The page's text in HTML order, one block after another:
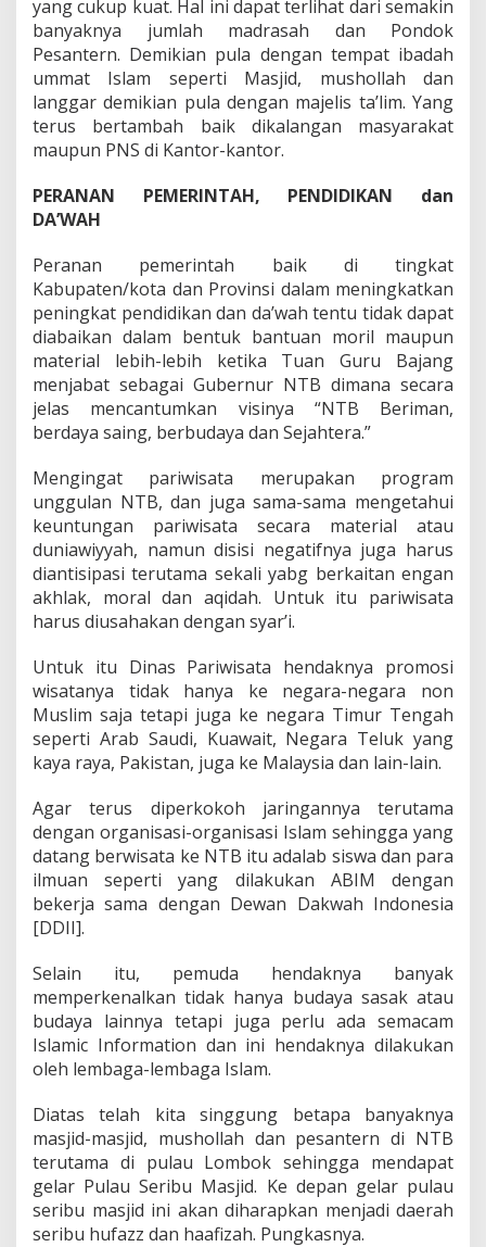
yang cukup kuat. Hal ini dapat terlihat dari semakin
banyaknya jumlah madrasah dan Pondok
Pesantern. Demikian pula dengan tempat ibadah
ummat Islam seperti Masjid, mushollah dan
langgar demikian pula dengan majelis ta’lim. Yang
terus bertambah baik dikalangan masyarakat
maupun PNS di Kantor-kantor.
PERANAN PEMERINTAH, PENDIDIKAN dan
DA’WAH
Peranan pemerintah baik di tingkat
Kabupaten/kota dan Provinsi dalam meningkatkan
peningkat pendidikan dan da’wah tentu tidak dapat
diabaikan dalam bentuk bantuan moril maupun
material lebih-lebih ketika Tuan Guru Bajang
menjabat sebagai Gubernur NTB dimana secara
jelas mencantumkan visinya “NTB Beriman,
berdaya saing, berbudaya dan Sejahtera.”
Mengingat pariwisata merupakan program
unggulan NTB, dan juga sama-sama mengetahui
keuntungan pariwisata secara material atau
duniawiyyah, namun disisi negatifnya juga harus
diantisipasi terutama sekali yabg berkaitan engan
akhlak, moral dan aqidah. Untuk itu pariwisata
harus diusahakan dengan syar’i.
Untuk itu Dinas Pariwisata hendaknya promosi
wisatanya tidak hanya ke negara-negara non
Muslim saja tetapi juga ke negara Timur Tengah
seperti Arab Saudi, Kuawait, Negara Teluk yang
kaya raya, Pakistan, juga ke Malaysia dan lain-lain.
Agar terus diperkokoh jaringannya terutama
dengan organisasi-organisasi Islam sehingga yang
datang berwisata ke NTB itu adalab siswa dan para
ilmuan seperti yang dilakukan ABIM dengan
bekerja sama dengan Dewan Dakwah Indonesia
[DDII].
Selain itu, pemuda hendaknya banyak
memperkenalkan tidak hanya budaya sasak atau
budaya lainnya tetapi juga perlu ada semacam
Islamic Information dan ini hendaknya dilakukan
oleh lembaga-lembaga Islam.
Diatas telah kita singgung betapa banyaknya
masjid-masjid, mushollah dan pesantern di NTB
terutama di pulau Lombok sehingga mendapat
gelar Pulau Seribu Masjid. Ke depan gelar pulau
seribu masjid ini akan diharapkan menjadi daerah
seribu hufazz dan haafizah. Pungkasnya.